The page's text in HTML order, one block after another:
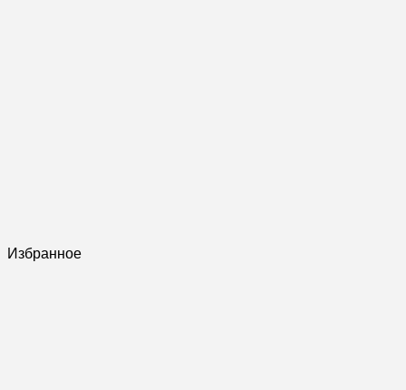
Избранное